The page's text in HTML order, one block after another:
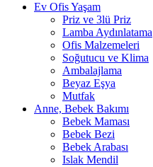
Ev Ofis Yaşam
Priz ve 3lü Priz
Lamba Aydınlatama
Ofis Malzemeleri
Soğutucu ve Klima
Ambalajlama
Beyaz Eşya
Mutfak
Anne, Bebek Bakımı
Bebek Maması
Bebek Bezi
Bebek Arabası
Islak Mendil